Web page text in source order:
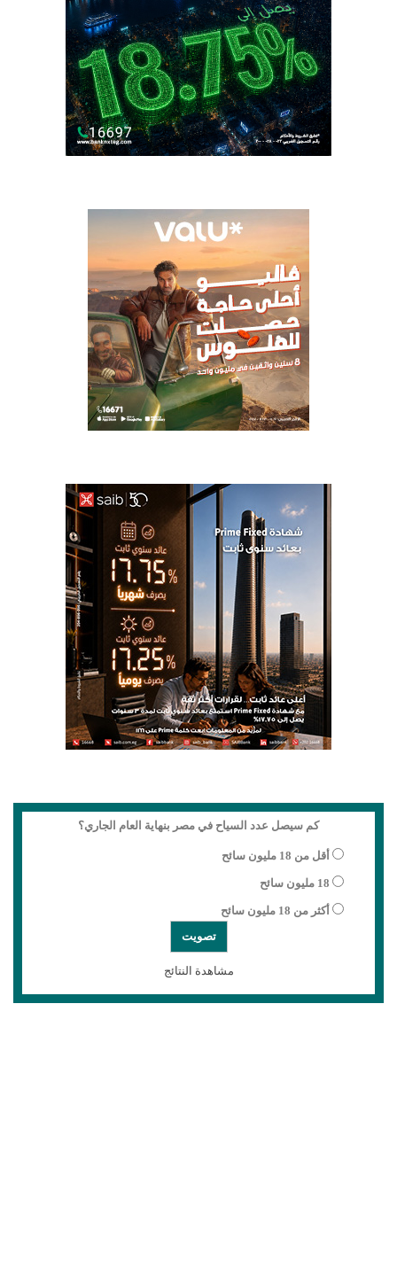
كم سيصل عدد السياح في مصر بنهاية العام الجاري؟
أقل من 18 مليون سائح
18 مليون سائح
أكثر من 18 مليون سائح
مشاهدة النتائج